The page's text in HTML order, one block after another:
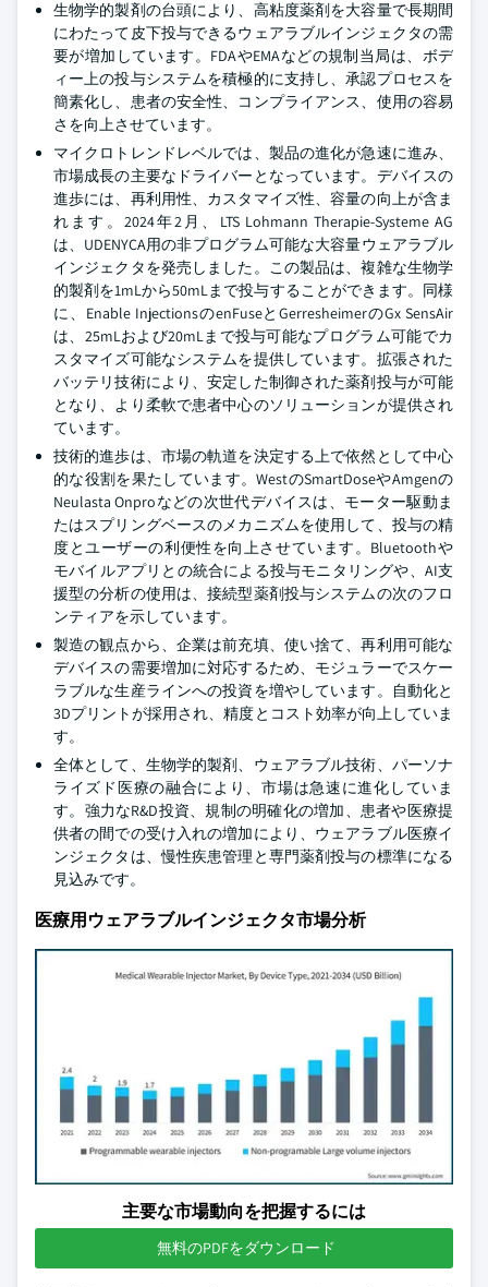
生物学的製剤の台頭により、高粘度薬剤を大容量で長期間
にわたって皮下投与できるウェアラブルインジェクタの需
要が増加しています。FDAやEMAなどの規制当局は、ボデ
ィー上の投与システムを積極的に支持し、承認プロセスを
簡素化し、患者の安全性、コンプライアンス、使用の容易
さを向上させています。
マイクロトレンドレベルでは、製品の進化が急速に進み、
市場成長の主要なドライバーとなっています。デバイスの
進歩には、再利用性、カスタマイズ性、容量の向上が含ま
れます。2024年2月、LTS Lohmann Therapie-Systeme AG
は、UDENYCA用の非プログラム可能な大容量ウェアラブル
インジェクタを発売しました。この製品は、複雑な生物学
的製剤を1mLから50mLまで投与することができます。同様
に、Enable InjectionsのenFuseとGerresheimerのGx SensAir
は、25mLおよび20mLまで投与可能なプログラム可能でカ
スタマイズ可能なシステムを提供しています。拡張された
バッテリ技術により、安定した制御された薬剤投与が可能
となり、より柔軟で患者中心のソリューションが提供され
ています。
技術的進歩は、市場の軌道を決定する上で依然として中心
的な役割を果たしています。WestのSmartDoseやAmgenの
Neulasta Onproなどの次世代デバイスは、モーター駆動ま
たはスプリングベースのメカニズムを使用して、投与の精
度とユーザーの利便性を向上させています。Bluetoothや
モバイルアプリとの統合による投与モニタリングや、AI支
援型の分析の使用は、接続型薬剤投与システムの次のフロ
ンティアを示しています。
製造の観点から、企業は前充填、使い捨て、再利用可能な
デバイスの需要増加に対応するため、モジュラーでスケー
ラブルな生産ラインへの投資を増やしています。自動化と
3Dプリントが採用され、精度とコスト効率が向上していま
す。
全体として、生物学的製剤、ウェアラブル技術、パーソナ
ライズド医療の融合により、市場は急速に進化していま
す。強力なR&D投資、規制の明確化の増加、患者や医療提
供者の間での受け入れの増加により、ウェアラブル医療イ
ンジェクタは、慢性疾患管理と専門薬剤投与の標準になる
見込みです。
医療用ウェアラブルインジェクタ市場分析
主要な市場動向を把握するには
無料のPDFをダウンロード